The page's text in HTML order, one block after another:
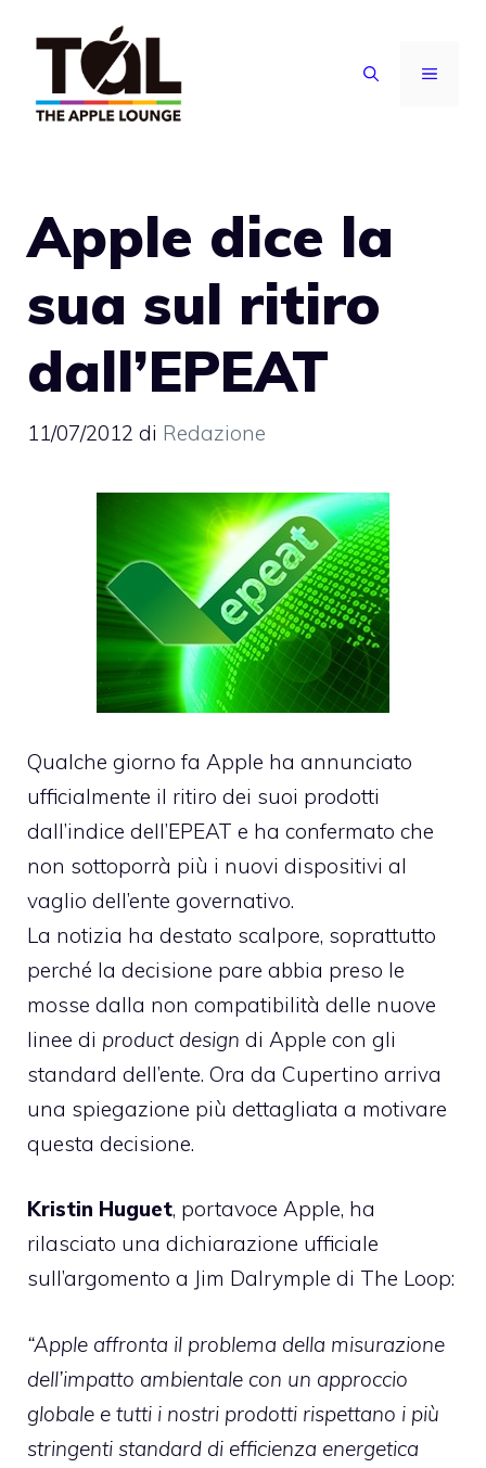
contenuto
MENU
Apple dice la
sua sul ritiro
dall’EPEAT
11/07/2012 di Redazione
Qualche giorno fa Apple ha annunciato
ufficialmente il ritiro dei suoi prodotti
dall’indice dell’EPEAT e ha confermato che
non sottoporrà più i nuovi dispositivi al
vaglio dell’ente governativo.
La notizia ha destato scalpore, soprattutto
perché la decisione pare abbia preso le
mosse dalla non compatibilità delle nuove
linee di product design di Apple con gli
standard dell’ente. Ora da Cupertino arriva
una spiegazione più dettagliata a motivare
questa decisione.
Kristin Huguet, portavoce Apple, ha
rilasciato una dichiarazione ufficiale
sull’argomento a Jim Dalrymple di The Loop:
“Apple affronta il problema della misurazione
dell’impatto ambientale con un approccio
globale e tutti i nostri prodotti rispettano i più
stringenti standard di efficienza energetica